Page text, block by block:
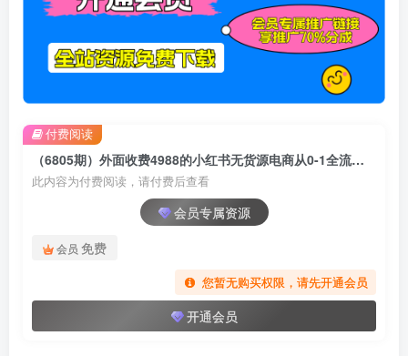
（6805期）外面收费4988的小红书无货源电商从0-1全流程，日入1000＋
此内容为付费阅读，请付费后查看
会员专属资源
会员 免费
您暂无购买权限，请先开通会员
开通会员
付费阅读